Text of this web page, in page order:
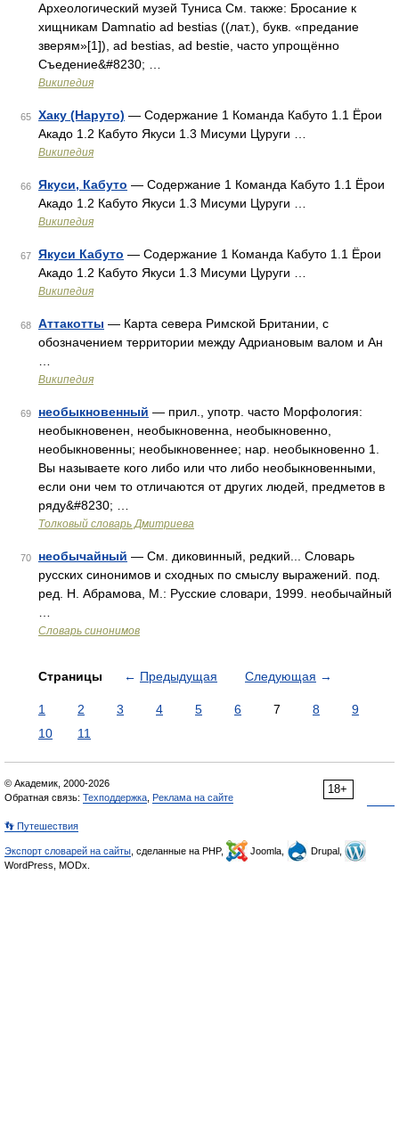
Археологический музей Туниса См. также: Бросание к
хищникам Damnatio ad bestias ((лат.), букв. «предание
зверям»[1]), ad bestias, ad bestie, часто упрощённо
Съедение&#8230; …
Википедия
65 Хаку (Наруто) — Содержание 1 Команда Кабуто 1.1 Ёрои
Акадо 1.2 Кабуто Якуси 1.3 Мисуми Цуруги …
Википедия
66 Якуси, Кабуто — Содержание 1 Команда Кабуто 1.1 Ёрои
Акадо 1.2 Кабуто Якуси 1.3 Мисуми Цуруги …
Википедия
67 Якуси Кабуто — Содержание 1 Команда Кабуто 1.1 Ёрои
Акадо 1.2 Кабуто Якуси 1.3 Мисуми Цуруги …
Википедия
68 Аттакотты — Карта севера Римской Британии, с
обозначением территории между Адриановым валом и Ан
Википедия
69 необыкновенный — прил., употр. часто Морфология:
необыкновенен, необыкновенна, необыкновенно,
необыкновенны; необыкновеннее; нар. необыкновенно 1.
Вы называете кого либо или что либо необыкновенными,
если они чем то отличаются от других людей, предметов в
ряду&#8230; …
Толковый словарь Дмитриева
70 необычайный — См. диковинный, редкий... Словарь
русских синонимов и сходных по смыслу выражений. под.
ред. Н. Абрамова, М.: Русские словари, 1999. необычайный
Словарь синонимов
Страницы ← Предыдущая Следующая →
1 2 3 4 5 6 7 8
9
10
11
18+
© Академик, 2000-2026
Обратная связь: Техподдержка Реклама на сайте
👣 Путешествия
Экспорт словарей на сайты , сделанные на PHP, Joomla,
Drupal,
WordPress, MODx.